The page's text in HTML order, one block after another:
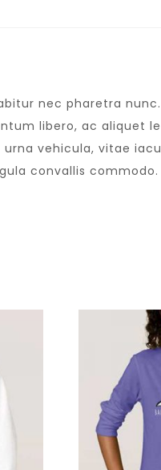
nec pharetra
libero, ac aliquet
vehicula, vitae
convallis